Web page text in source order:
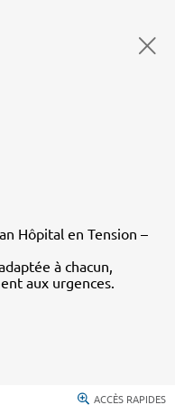
Hôpital en Tension –
à chacun,
aux urgences.
ACCÈS RAPIDES